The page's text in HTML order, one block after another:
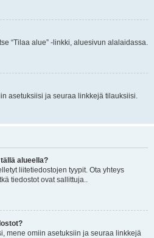
“Tilaa alue” -linkki, aluesivun alalaidassa.
asetuksiisi ja seuraa linkkejä tilauksiisi.
alueella?
liitetiedostojen tyypit. Ota yhteys
tiedostot ovat sallittuja..
mene omiin asetuksiin ja seuraa linkkejä